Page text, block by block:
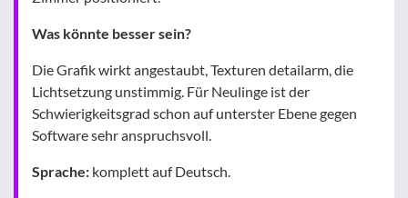
Was könnte besser sein?
Die Grafik wirkt angestaubt, Texturen detailarm, die
Lichtsetzung unstimmig. Für Neulinge ist der
Schwierigkeitsgrad schon auf unterster Ebene gegen
Software sehr anspruchsvoll.
Sprache: komplett auf Deutsch.